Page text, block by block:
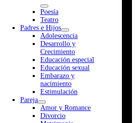
Poesía
Teatro
Padres e Hijos
Adolescencia
Desarrollo y
Crecimiento
Educación especial
Educación sexual
Embarazo y
nacimiento
Estimulación
Pareja
Amor y Romance
Divorcio